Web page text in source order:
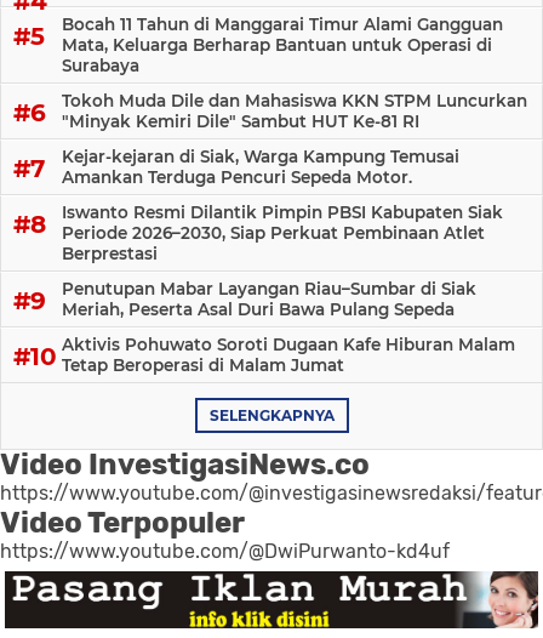
Bocah 11 Tahun di Manggarai Timur Alami Gangguan
Mata, Keluarga Berharap Bantuan untuk Operasi di
Surabaya
Tokoh Muda Dile dan Mahasiswa KKN STPM Luncurkan
"Minyak Kemiri Dile" Sambut HUT Ke-81 RI
Kejar-kejaran di Siak, Warga Kampung Temusai
Amankan Terduga Pencuri Sepeda Motor.
Iswanto Resmi Dilantik Pimpin PBSI Kabupaten Siak
Periode 2026–2030, Siap Perkuat Pembinaan Atlet
Berprestasi
Penutupan Mabar Layangan Riau–Sumbar di Siak
Meriah, Peserta Asal Duri Bawa Pulang Sepeda
Aktivis Pohuwato Soroti Dugaan Kafe Hiburan Malam
Tetap Beroperasi di Malam Jumat
SELENGKAPNYA
Video InvestigasiNews.co
https://www.youtube.com/@investigasinewsredaksi/
Video Terpopuler
https://www.youtube.com/@DwiPurwanto-kd4uf